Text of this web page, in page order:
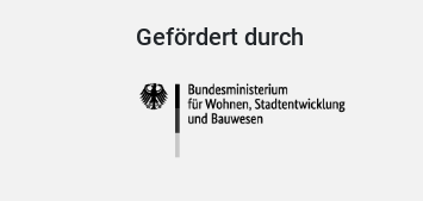
Gefördert durch